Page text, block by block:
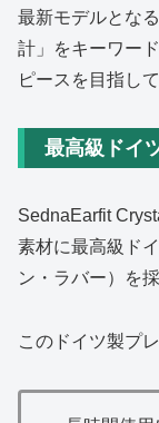
最新モデルとな
計」をキーワー
ピースを目指し
最高級ドイ
SednaEarfit
素材に最高級ド
ン・ラバー）を
このドイツ製プ